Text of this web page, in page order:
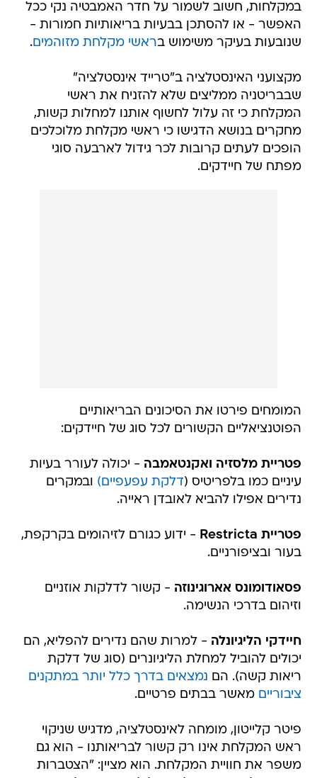
במקלחות, חשוב לשמור על חדר האמבטיה נקי ככל
האפשר - או להסתכן בבעיות בריאותיות חמורות -
שנובעות בעיקר משימוש בראשי מקלחת מזוהמים.
מקצועני האינסטלציה ב"טרייד אינסטלציה"
שבבריטניה ממליצים שלא להזניח את ראשי
המקלחת כי זה עלול לחשוף אותנו למחלות קשות,
מחקרים בנושא הדגישו כי ראשי מקלחת מלוכלכים
הופכים לעתים קרובות לכר גידול לארבעה סוגי
מפתח של חיידקים.
המומחים פירטו את הסיכונים הבריאותיים
הפוטנציאליים הקשורים לכל סוג של חיידקים:
פטריית מלסזיה ואקנטאמבה - יכולה לעורר בעיות
עיניים כמו בלפריטיס (דלקת עפעפיים) ובמקרים
נדירים אפילו להביא לאובדן ראייה.
פטריית Restricta
- ידוע כגורם לזיהומים בקרקפת,
בעור ובציפורניים.
פסאודומונס אארוגינוזה - קשור לדלקות אוזניים
וזיהום בדרכי הנשימה.
חיידקי הליגיונלה - למרות שהם נדירים להפליא, הם
יכולים להוביל למחלת הליגיונרים (סוג של דלקת
ריאות קשה). הם נמצאים בדרך כלל יותר במתקנים
ציבוריים מאשר בבתים פרטיים.
פיטר קלייטון, מומחה לאינסטלציה, מדגיש שניקוי
ראש המקלחת אינו רק קשור לבריאותנו - הוא גם
משפר את חוויית המקלחת. הוא מציין: "הצטברות